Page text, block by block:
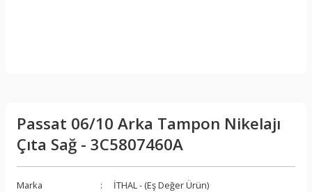
Passat 06/10 Arka Tampon Nikelajı
Çıta Sağ - 3C5807460A
Marka
İTHAL - (Eş Değer Ürün)